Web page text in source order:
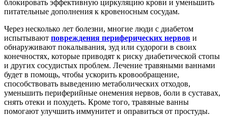
блокировать эффективную циркуляцию крови и уменьшить
питательные дополнения к кровеносным сосудам.
Через несколько лет болезни, многие люди с диабетом
испытывают повреждения периферических нервов и
обнаруживают покалывания, зуд или судороги в своих
конечностях, которые приводят к риску диабетической стопы
и других сосудистых проблем. Лечение травяными ваннами
будет в помощь, чтобы ускорить кровообращение,
способствовать выведению метаболических отходов,
уменьшить периферийные онемения нервов, боли в суставах,
снять отеки и похудеть. Кроме того, травяные ванны
помогают улучшить иммунитет и оправиться от простуды.